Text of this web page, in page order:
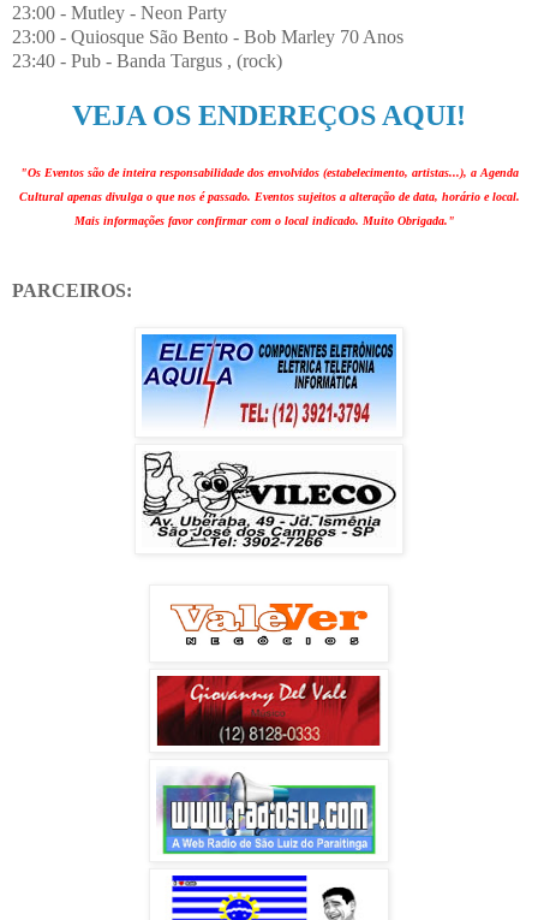
23:00 - Mutley - Neon Party
23:00 - Quiosque São Bento - Bob Marley 70 Anos
23:40 - Pub - Banda Targus , (rock)
VEJA OS ENDEREÇOS AQUI!
"Os Eventos são de inteira responsabilidade dos envolvidos (estabelecimento, artistas...), a Agenda
Cultural apenas divulga o que nos é passado. Eventos sujeitos a alteração de data, horário e local.
Mais informações favor confirmar com o local indicado. Muito Obrigada."
PARCEIROS: